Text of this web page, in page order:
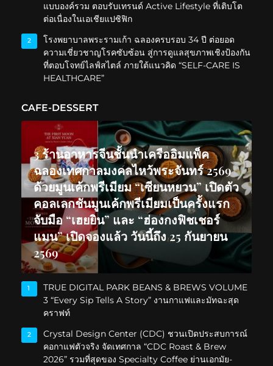
แบบองค์รวม ตอบรับเทรนด์ Active Lifestyle ที่เติบโต
ต่อเนื่องในเอเชียแปซิฟิก
2
โรงพยาบาลพระรามเก้า ฉลองครบรอบ 34 ปี ต่อยอด
ความเชี่ยวชาญโรคซับซ้อน สู่การดูแลสุขภาพเชิงป้องกัน
ที่ตอบโจทย์ไลฟ์สไตล์ ภายใต้แนวคิด “SELF-CARE IS
HEALTHCARE”
CAFE-DESSERT
3 ร้านอาหารจีนชั้นนำเครืออิมแพ็ค
ฉลองเทศกาลมงคลไหว้พระจันทร์ 2569
ด้วยมูนเค้กพรีเมียม “เซียนหยวน” เปิดตัว
คอลเลกชันมูนเค้กพรีเมียมเป็นครั้งแรก
จับมือ “เฮยยิน” และ “ฮ่องกงฟิชเชอร์
แมน” เปิดจองแล้ว วันนี้ถึง 25 กันยายน
2569
1
TRUE DIGITAL PARK BEANS & BREWS VOLUME
3 “Every Sip Tells A Story” งานกาแฟและมัทฉะสุด
คราฟท์
2
Crystal Design Center (CDC) ชวนเปิดประสบการณ์
คอกาแฟตัวจริง จัดเทศกาล “CDC Roast & Brew
2026” รวมที่สุดของ Specialty Coffee ย่านเอกมัย-